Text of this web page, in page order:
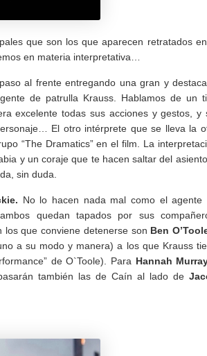
que son los que aparecen retratados
en materia interpretativa…
al frente entregando una gran y
de patrulla Krauss. Hablamos de un
excelente todas sus acciones y gestos, y
El otro intérprete que se lleva la
“The Dramatics” en el film. La
y un coraje que te hacen saltar del
sin duda.
No lo hacen nada mal como el agente
quedan tapados por sus
que conviene detenerse son Ben
a su modo y manera) a los que Krauss
de O`Toole). Para Hannah
también las de Caín al lado de